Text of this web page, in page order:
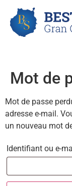
Mot de
Mot de passe
adresse e-mail.
un nouveau mot
Identifiant ou e-